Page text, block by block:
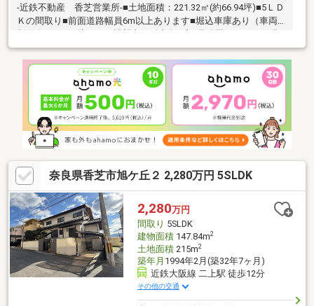
-近鉄不動産 香芝営業所-■土地面積：221.32㎡(約66.94坪)■5ＬＤ
Ｋの間取り■前面道路幅員6m以上あります■堀込車庫あり（車両
かな緑が雑音を消してくれるよう♪眺めて景色よく、住んで静かな
環境♪■たっぷりの陽光と心地よい風が舞い込む住まい♪現地見学
会（事前に必ずお問い合わせください）日程／公開中■□■空家に
つき、お気軽にご覧いただけます■□■本物件のご質問・ご内覧等
については、担当：柳原（やなぎはら）までご連絡ください。担
当直通：080-7376-2808
奈良県香芝市旭ケ丘２ 2,280万円 5SLDK
2,280万円
間取り 5SLDK
建物面積147.84m2
土地面積215m2
築年月 1994年2月(築32年7ヶ月)
近鉄大阪線 二上駅 徒歩12分
その他の交通